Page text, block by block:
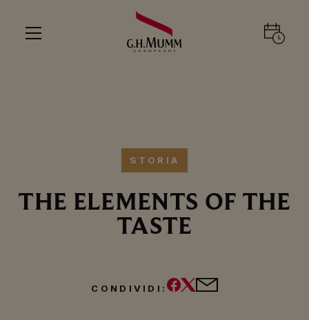
STORIA
THE ELEMENTS OF THE
TASTE
CONDIVIDI: